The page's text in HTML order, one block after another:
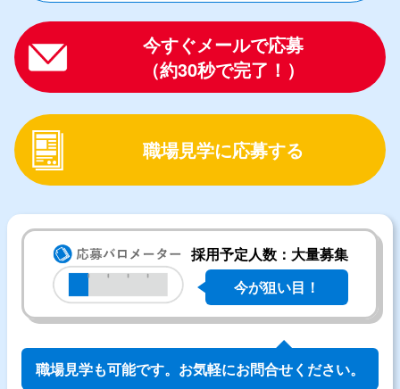
今すぐメールで応募
（約30秒で完了！）
職場見学に応募する
採用予定人数：大量募集
今が狙い目！
職場見学も可能です。お気軽にお問合せください。